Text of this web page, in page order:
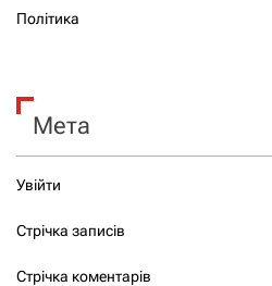
Політика
Мета
Увійти
Стрічка записів
Стрічка коментарів